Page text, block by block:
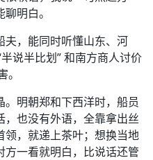
明白。
夫，能同时听懂山东、河
说半比划” 和南方商人讨价
。明朝郑和下西洋时，船员
也没有外语，全靠拿出丝
领，就递上茶叶；想换当地
一看就明白，比说话还管